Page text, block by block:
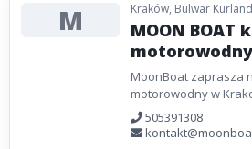
M Kraków, Bulwar
MOON BOAT
dniowy
MoonBoat zaprasza
motorowodny w
zdobyć patent
rozwijać pasję do
505391308